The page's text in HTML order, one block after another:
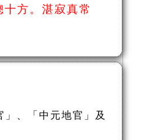
方。湛寂真常
、「中元地官」及